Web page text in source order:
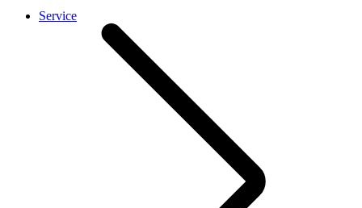
Service